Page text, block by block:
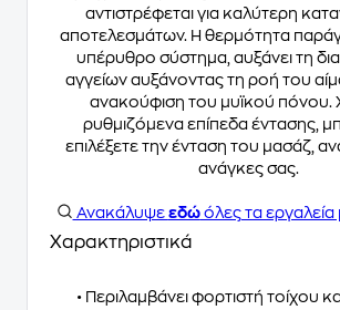
αντιστρέφεται για καλύτερη
αποτελεσμάτων. Η θερμότητα
υπέρυθρο σύστημα, αυξάνει τη
αγγείων αυξάνοντας τη ροή του
ανακούφιση του μυϊκού πόνου.
ρυθμιζόμενα επίπεδα έντασης,
επιλέξετε την ένταση του μασάζ,
ανάγκες σας.
Ανακάλυψε εδώόλες τα εργαλεία
Χαρακτηριστικά
• Περιλαμβάνει φορτιστή τοίχου